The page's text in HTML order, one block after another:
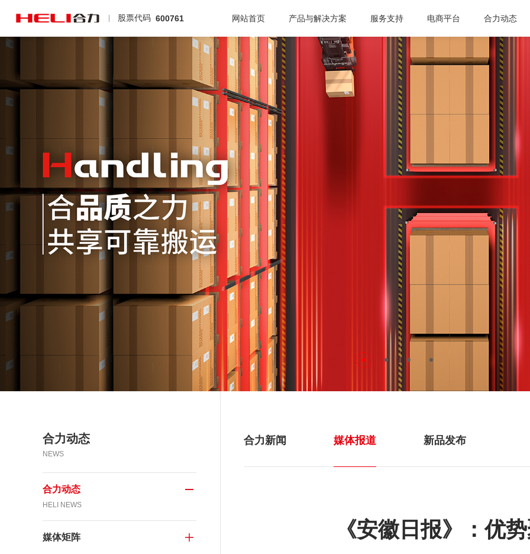
股票代码 600761 网站首页 产品与解决方案 服务支持 电商平台 合力动态
合力动态
NEWS
合力动态
HELI NEWS
媒体矩阵
合力新闻 媒体报道 新品发布
《安徽日报》：优